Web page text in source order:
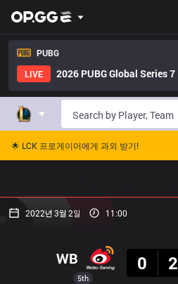
PUBG
LIVE
2026 PUBG Global Series 7
🌟 LCK 프로게이머에게 과외 받기!
2022년 3월 2일 11:00
5th
WB
0
2